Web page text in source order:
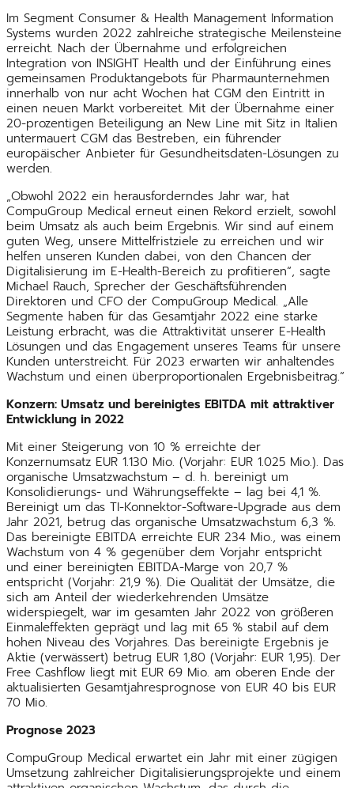
Im Segment Consumer & Health Management Information
Systems wurden 2022 zahlreiche strategische Meilensteine
erreicht. Nach der Übernahme und erfolgreichen
Integration von INSIGHT Health und der Einführung eines
gemeinsamen Produktangebots für Pharmaunternehmen
innerhalb von nur acht Wochen hat CGM den Eintritt in
einen neuen Markt vorbereitet. Mit der Übernahme einer
20-prozentigen Beteiligung an New Line mit Sitz in Italien
untermauert CGM das Bestreben, ein führender
europäischer Anbieter für Gesundheitsdaten-Lösungen zu
werden.
„Obwohl 2022 ein herausforderndes Jahr war, hat
CompuGroup Medical erneut einen Rekord erzielt, sowohl
beim Umsatz als auch beim Ergebnis. Wir sind auf einem
guten Weg, unsere Mittelfristziele zu erreichen und wir
helfen unseren Kunden dabei, von den Chancen der
Digitalisierung im E-Health-Bereich zu profitieren“, sagte
Michael Rauch, Sprecher der Geschäftsführenden
Direktoren und CFO der CompuGroup Medical. „Alle
Segmente haben für das Gesamtjahr 2022 eine starke
Leistung erbracht, was die Attraktivität unserer E-Health
Lösungen und das Engagement unseres Teams für unsere
Kunden unterstreicht. Für 2023 erwarten wir anhaltendes
Wachstum und einen überproportionalen Ergebnisbeitrag.“
Konzern: Umsatz und bereinigtes EBITDA mit attraktiver
Entwicklung in 2022
Mit einer Steigerung von 10 % erreichte der
Konzernumsatz EUR 1.130 Mio. (Vorjahr: EUR 1.025 Mio.). Das
organische Umsatzwachstum – d. h. bereinigt um
Konsolidierungs- und Währungseffekte – lag bei 4,1 %.
Bereinigt um das TI-Konnektor-Software-Upgrade aus dem
Jahr 2021, betrug das organische Umsatzwachstum 6,3 %.
Das bereinigte EBITDA erreichte EUR 234 Mio., was einem
Wachstum von 4 % gegenüber dem Vorjahr entspricht
und einer bereinigten EBITDA-Marge von 20,7 %
entspricht (Vorjahr: 21,9 %). Die Qualität der Umsätze, die
sich am Anteil der wiederkehrenden Umsätze
widerspiegelt, war im gesamten Jahr 2022 von größeren
Einmaleffekten geprägt und lag mit 65 % stabil auf dem
hohen Niveau des Vorjahres. Das bereinigte Ergebnis je
Aktie (verwässert) betrug EUR 1,80 (Vorjahr: EUR 1,95). Der
Free Cashflow liegt mit EUR 69 Mio. am oberen Ende der
aktualisierten Gesamtjahresprognose von EUR 40 bis EUR
70 Mio.
Prognose 2023
CompuGroup Medical erwartet ein Jahr mit einer zügigen
Umsetzung zahlreicher Digitalisierungsprojekte und einem